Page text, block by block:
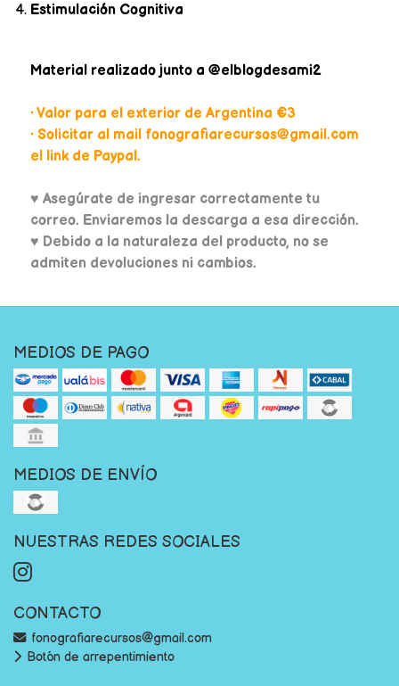
Estimulación Cognitiva
Material realizado junto a @elblogdesami2
• Valor para el exterior de Argentina €3
• Solicitar al mail fonografiarecursos@gmail.com
el link de Paypal.
♥ Asegúrate de ingresar correctamente tu
correo. Enviaremos la descarga a esa dirección.
♥ Debido a la naturaleza del producto, no se
admiten devoluciones ni cambios.
MEDIOS DE PAGO
MEDIOS DE ENVÍO
NUESTRAS REDES SOCIALES
CONTACTO
fonografiarecursos@gmail.com
Botón de arrepentimiento